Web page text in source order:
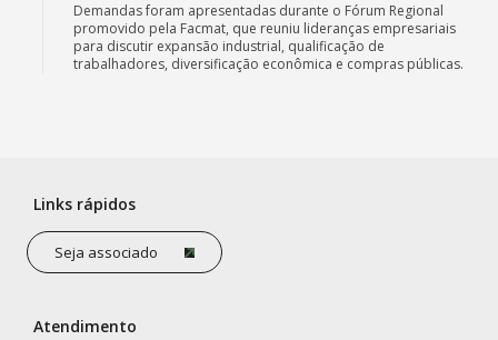
Demandas foram apresentadas durante o Fórum Regional
promovido pela Facmat, que reuniu lideranças empresariais
para discutir expansão industrial, qualificação de
trabalhadores, diversificação econômica e compras públicas.
Links rápidos
Seja associado
Atendimento